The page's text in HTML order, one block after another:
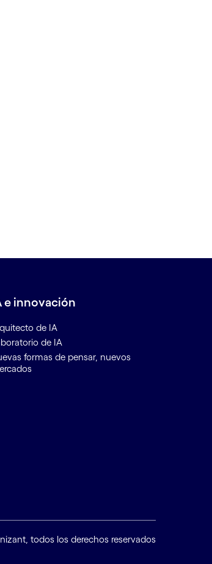
e innovación
de IA
de IA
formas de pensar, nuevos
todos los derechos reservados